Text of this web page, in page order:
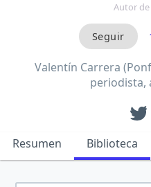
Autor
Valentín Carrera
periodista,
Resumen Biblioteca